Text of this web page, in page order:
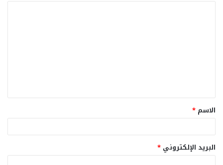
ق
*
الاسم *
البريد الإلكتروني *